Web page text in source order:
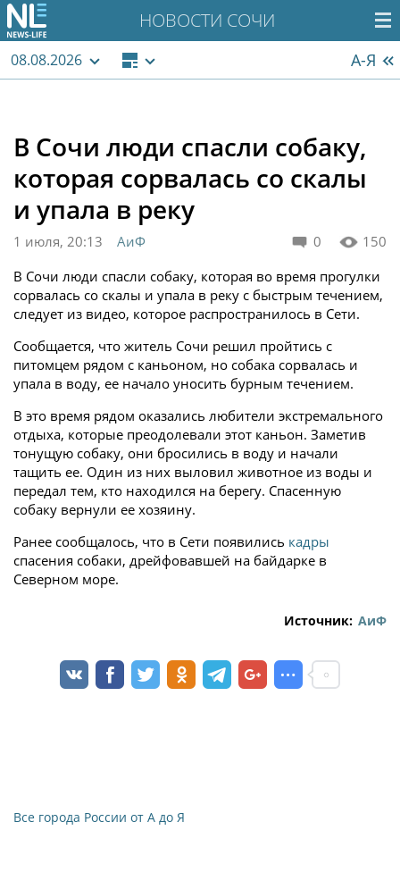
НОВОСТИ СОЧИ
08.08.2026 А-Я
В Сочи люди спасли собаку,
которая сорвалась со скалы
и упала в реку
0 150
1 июля, 20:13
АиФ
В Сочи люди спасли собаку, которая во время прогулки
сорвалась со скалы и упала в реку с быстрым течением,
следует из видео, которое распространилось в Сети.
Сообщается, что житель Сочи решил пройтись с
питомцем рядом с каньоном, но собака сорвалась и
упала в воду, ее начало уносить бурным течением.
В это время рядом оказались любители экстремального
отдыха, которые преодолевали этот каньон. Заметив
тонущую собаку, они бросились в воду и начали
тащить ее. Один из них выловил животное из воды и
передал тем, кто находился на берегу. Спасенную
собаку вернули ее хозяину.
Ранее сообщалось, что в Сети появились кадры
спасения собаки, дрейфовавшей на байдарке в
Северном море.
Источник: АиФ
Все города России от А до Я